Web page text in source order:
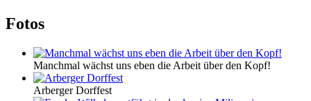
Fotos
Manchmal wächst uns eben die Arbeit über den Kopf!
Arberger Dorffest